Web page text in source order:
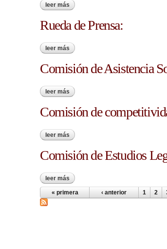
leer más sobre comisión de gobernación
Rueda de Prensa:
leer más sobre rueda de prensa:
Comisión de Asistencia
leer más sobre comisión de asistencia
Comisión de
leer más sobre comisión de competitividad
Comisión de Estudios
leer más sobre comisión de estudios
Páginas
« primera ‹ anterior 1 2